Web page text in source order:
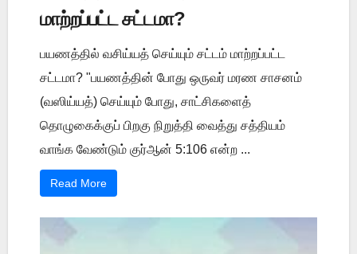
மாற்றப்பட்ட சட்டமா?
பயணத்தில் வசிய்யத் செய்யும் சட்டம் மாற்றப்பட்ட
சட்டமா? "பயணத்தின் போது ஒருவர் மரண சாசனம்
(வஸிய்யத்) செய்யும் போது, சாட்சிகளைத்
தொழுகைக்குப் பிறகு நிறுத்தி வைத்து சத்தியம்
வாங்க வேண்டும் குர்ஆன் 5:106 என்ற ...
Read More